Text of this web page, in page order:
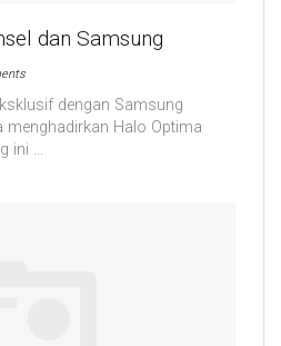
dan Samsung
dengan Samsung
menghadirkan Halo Optima
ini ...